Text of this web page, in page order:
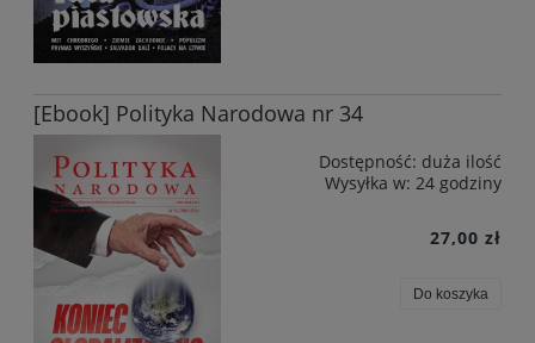
[Ebook] Polityka Narodowa nr 34
Dostępność: duża ilość
Wysyłka w: 24 godziny
27,00 zł
Do koszyka